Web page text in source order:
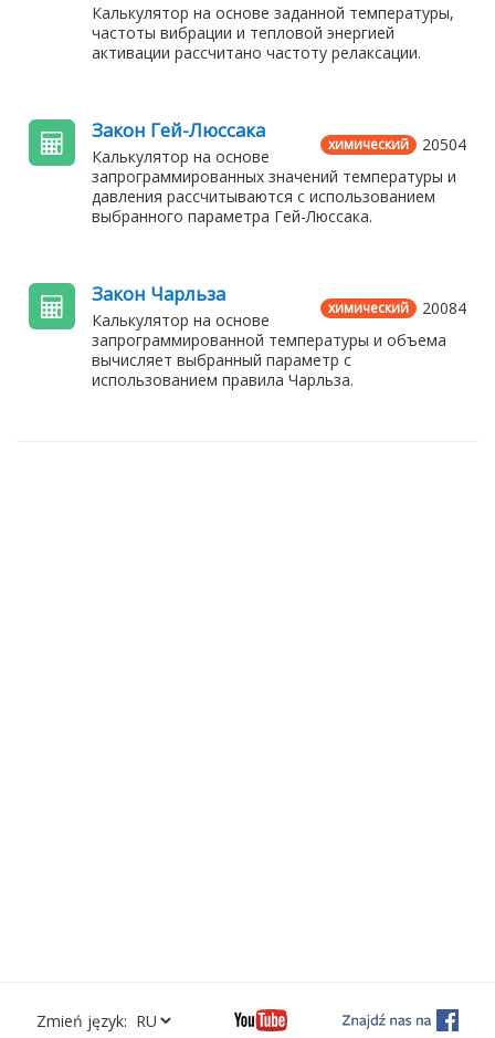
Калькулятор на основе заданной температуры,
частоты вибрации и тепловой энергией
активации рассчитано частоту релаксации.
20504
химический
Закон Гей-Люссака
Калькулятор на основе
запрограммированных значений температуры и
давления рассчитываются с использованием
выбранного параметра Гей-Люссака.
20084
химический
Закон Чарльза
Калькулятор на основе
запрограммированной температуры и объема
вычисляет выбранный параметр с
использованием правила Чарльза.
Zmień język: